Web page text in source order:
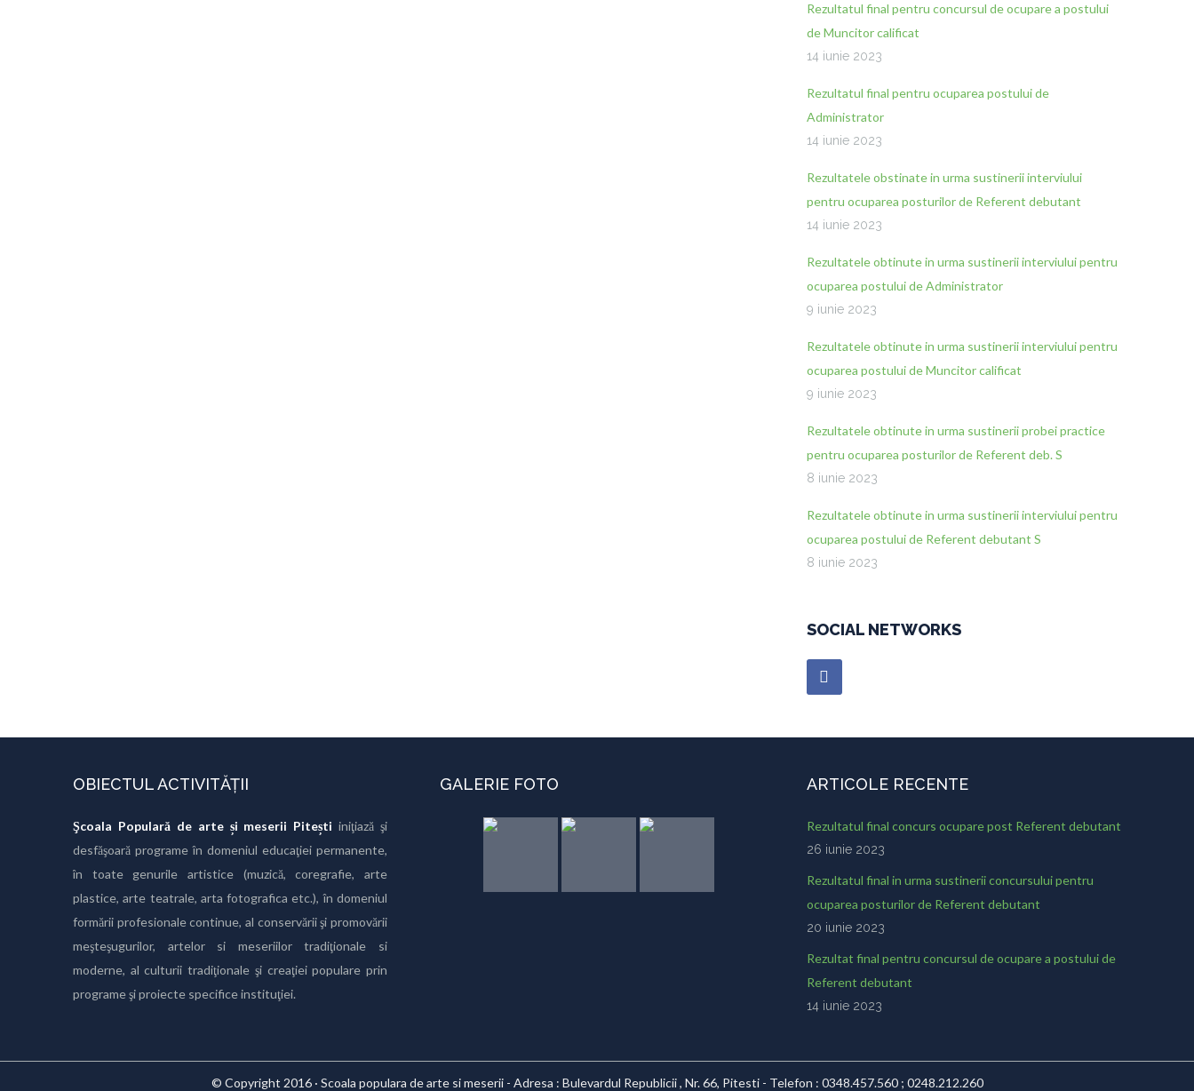
Rezultatul final pentru concursul de ocupare a postului
de Muncitor calificat
14 iunie 2023
Rezultatul final pentru ocuparea postului de
Administrator
14 iunie 2023
Rezultatele obstinate in urma sustinerii interviului
pentru ocuparea posturilor de Referent debutant
14 iunie 2023
Rezultatele obtinute in urma sustinerii interviului pentru
ocuparea postului de Administrator
9 iunie 2023
Rezultatele obtinute in urma sustinerii interviului pentru
ocuparea postului de Muncitor calificat
9 iunie 2023
Rezultatele obtinute in urma sustinerii probei practice
pentru ocuparea posturilor de Referent deb. S
8 iunie 2023
Rezultatele obtinute in urma sustinerii interviului pentru
ocuparea postului de Referent debutant S
8 iunie 2023
SOCIAL NETWORKS
OBIECTUL ACTIVITĂȚII
Şcoala Populară de arte și meserii Pitești iniţiază şi
desfăşoară programe în domeniul educaţiei permanente,
în toate genurile artistice (muzică, coregrafie, arte
plastice, arte teatrale, arta fotografica etc.), în domeniul
formării profesionale continue, al conservării şi promovării
meşteşugurilor, artelor si meseriilor tradiţionale si
moderne, al culturii tradiţionale şi creaţiei populare prin
programe şi proiecte specifice instituţiei.
GALERIE FOTO ARTICOLE RECENTE
Rezultatul final concurs ocupare post Referent debutant
26 iunie 2023
Rezultatul final in urma sustinerii concursului pentru
ocuparea posturilor de Referent debutant
20 iunie 2023
Rezultat final pentru concursul de ocupare a postului de
Referent debutant
14 iunie 2023
© Copyright 2016 · Scoala populara de arte si meserii - Adresa : Bulevardul Republicii , Nr. 66, Pitesti - Telefon : 0348.457.560 ; 0248.212.260